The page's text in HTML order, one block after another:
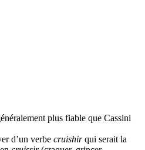
plus fiable que Cassini
d’un verbe cruishirqui serait la